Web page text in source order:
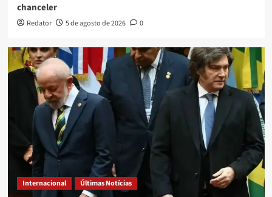
chanceler
Redator 5 de agosto de 2026 0
Internacional Últimas Notícias